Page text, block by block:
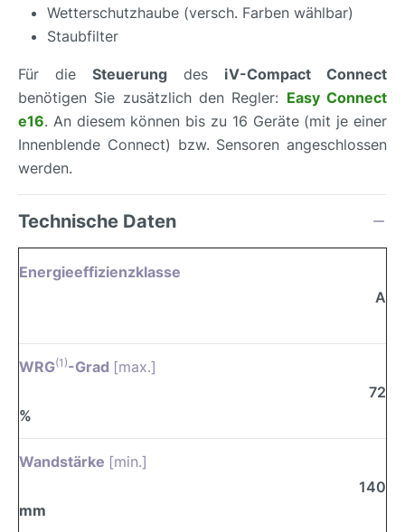
Wetterschutzhaube (versch. Farben wählbar)
Staubfilter
Für die Steuerung des iV-Compact Connect
benötigen Sie zusätzlich den Regler: Easy Connect
e16. An diesem können bis zu 16 Geräte (mit je einer
Innenblende Connect) bzw. Sensoren angeschlossen
werden.
Technische Daten
Energieeffizienzklasse
A
WRG(1)-Grad [max.]
72
%
Wandstärke [min.]
140
mm